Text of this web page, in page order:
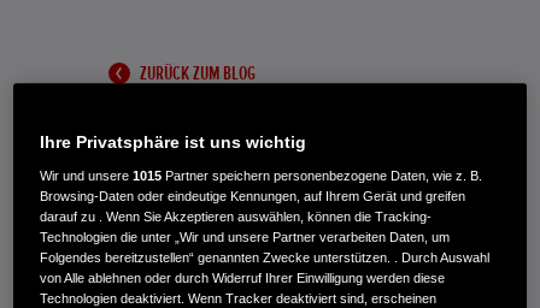
ZURÜCK ZUM BLOG
Größe der Rasenfläche
Es ist ganz einfach: Je größer die Schnittbreite
Ihre Privatsphäre ist uns wichtig
Wir und unsere1015 Partner speichern personenbezogene Daten, wie z. B.
Browsing-Daten oder eindeutige Kennungen, auf Ihrem Gerät und greifen
darauf zu . Wenn Sie Akzeptieren auswählen, können die Tracking-
Technologien die unter „Wir und unsere Partner verarbeiten Daten, um
Folgendes bereitzustellen“ genannten Zwecke unterstützen. . Durch Auswahl
von Alle ablehnen oder durch Widerruf Ihrer Einwilligung werden diese
Technologien deaktiviert. Wenn Tracker deaktiviert sind, erscheinen